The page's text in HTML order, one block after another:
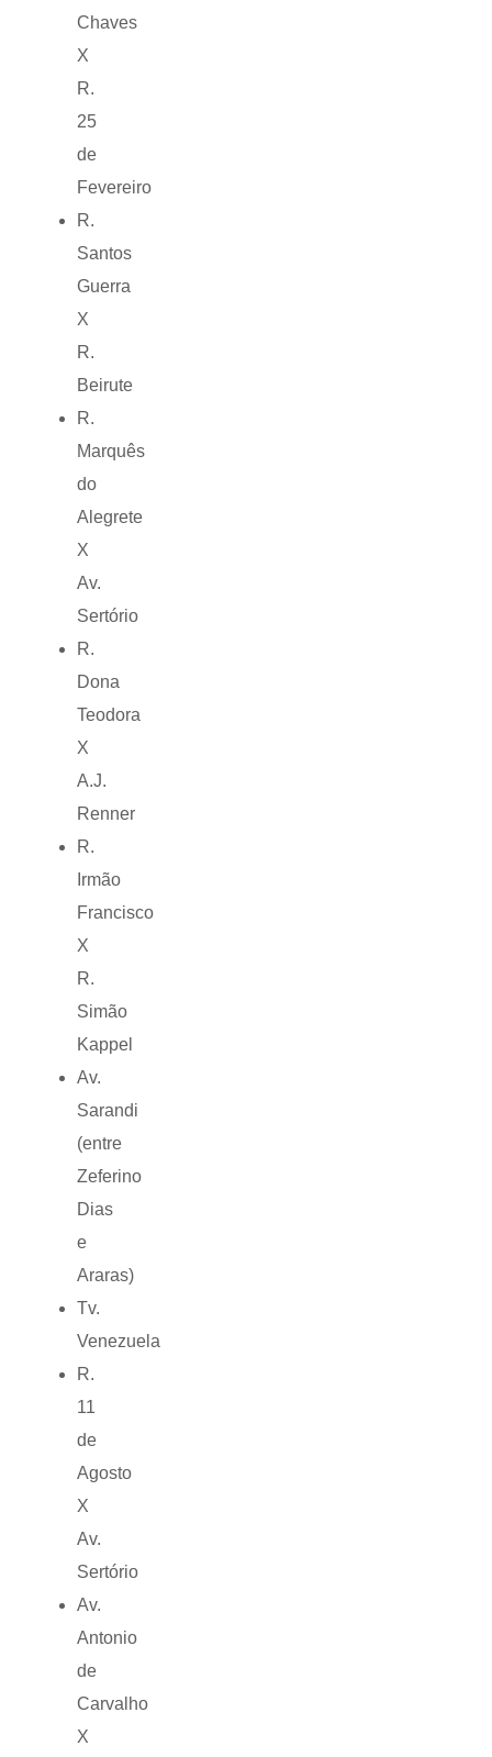
Chaves
X
R.
25
de
Fevereiro
R.
Santos
Guerra
X
R.
Beirute
R.
Marquês
do
Alegrete
X
Av.
Sertório
R.
Dona
Teodora
X
A.J.
Renner
R.
Irmão
Francisco
X
R.
Simão
Kappel
Av.
Sarandi
(entre
Zeferino
Dias
e
Araras)
Tv.
Venezuela
R.
11
de
Agosto
X
Av.
Sertório
Av.
Antonio
de
Carvalho
X